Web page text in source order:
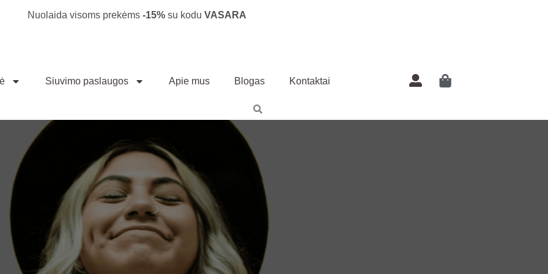
Nuolaida visoms prekėms -15% su kodu VASARA
Siuvimo paslaugos Apie mus Blogas Kontaktai